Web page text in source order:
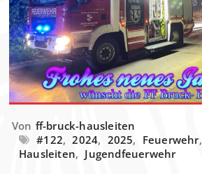
Von ff-bruck-hausleiten
#122, 2024, 2025, Feuerwehr,
Hausleiten, Jugendfeuerwehr